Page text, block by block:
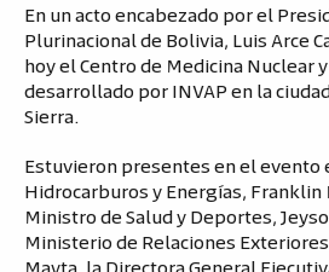
En un acto encabezado por el
Plurinacional de Bolivia, Luis Arce
hoy el Centro de Medicina Nuclear
desarrollado por INVAP en la
Sierra.
Estuvieron presentes en el evento
Hidrocarburos y Energías, Franklin
Ministro de Salud y Deportes,
Ministerio de Relaciones
Mayta, la Directora General